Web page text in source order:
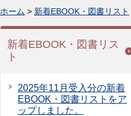
ホーム > 新着EBOOK・図書リスト
新着EBOOK・図書リス
ト
2025年11月受入分の新着
EBOOK・図書リストをア
ップしました。